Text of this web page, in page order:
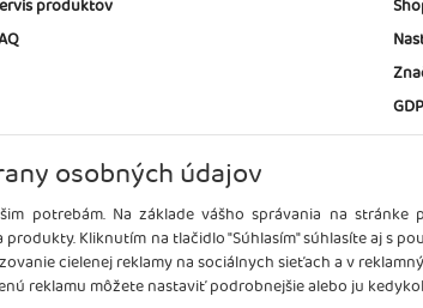
produktov
osobných údajov
potrebám. Na základe vášho správania na
Kliknutím na tlačidlo "Súhlasím" súhlasíte aj s
cielenej reklamy na sociálnych sieťach a v
reklamu môžete nastaviť podrobnejšie alebo ju